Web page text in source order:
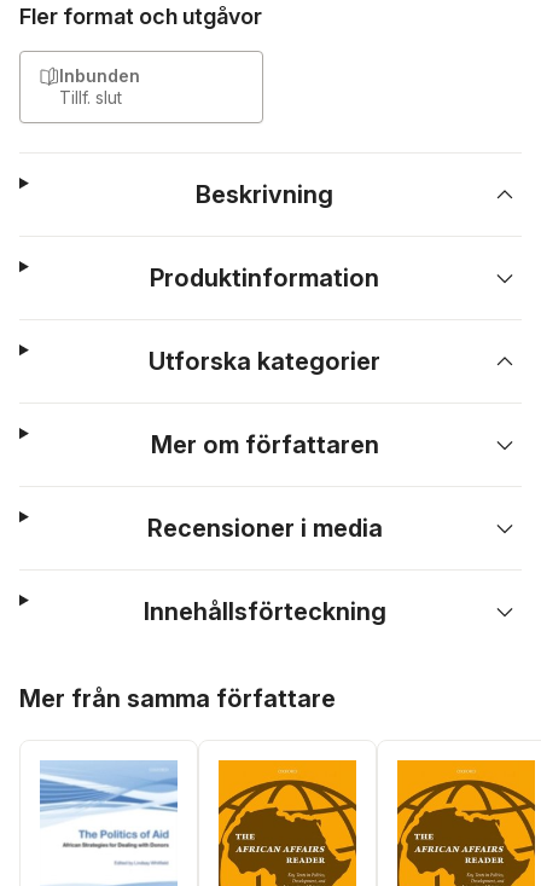
Fler format och utgåvor
Inbunden
Tillf. slut
Beskrivning
Produktinformation
Utforska kategorier
Mer om författaren
Recensioner i media
Innehållsförteckning
Mer från samma författare